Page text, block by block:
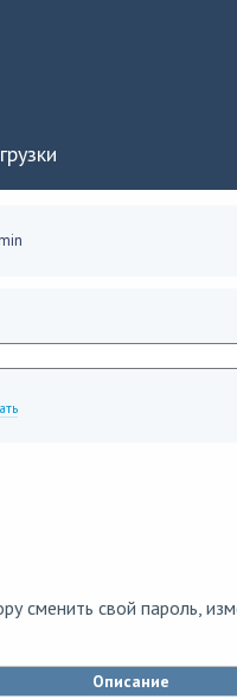
сменить свой пароль,
Описание